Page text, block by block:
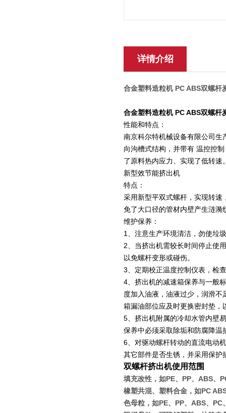
详情介绍
合金塑料造粒机 PC ABS双螺杆
合金塑料造粒机 PC ABS双螺杆
性能和特点：
南京科尔特机械设备有限公司
向沟槽式结构，并带有 温控控
了原料热内应力、实现了低转速
新型效节能挤出机
特点：
采用新型平双式螺杆，实现转
免了大口径的管材内壁产生涟漪
维护保养：
1
、注意生产环境清洁，勿使垃
2 、当挤出机需较长时间停止
以免螺杆变形或碰伤。
3 、定期校正温度控制仪表，检
4 、挤出机的减速箱保养与一
度加入油液，油液过少，润滑
箱漏油部位应及时更换密封垫，
5 、挤出机附属的冷却水管内
保养中必须采取除垢和防腐降温
6 、对驱动螺杆转动的直流电
其它部件是否生锈，并采用保护
双螺杆挤出机使用范围
填充改性，如PE、PP、ABS、
橡塑共混、塑料合金，如PC
色母粒，如PE、PP、ABS、PC